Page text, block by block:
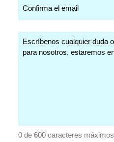
(Obligatorio)
0 de 600 caracteres máximos